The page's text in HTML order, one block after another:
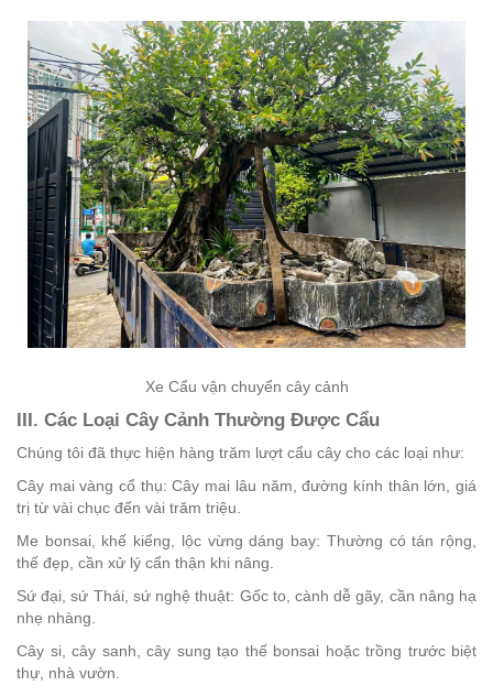
Xe Cẩu vận chuyển cây cảnh
III. Các Loại Cây Cảnh Thường Được Cẩu
Chúng tôi đã thực hiện hàng trăm lượt cẩu cây cho các loại như:
Cây mai vàng cổ thụ: Cây mai lâu năm, đường kính thân lớn, giá
trị từ vài chục đến vài trăm triệu.
Me bonsai, khế kiểng, lộc vừng dáng bay: Thường có tán rộng,
thế đẹp, cần xử lý cẩn thận khi nâng.
Sứ đại, sứ Thái, sứ nghệ thuật: Gốc to, cành dễ gãy, cần nâng hạ
nhẹ nhàng.
Cây si, cây sanh, cây sung tạo thế bonsai hoặc trồng trước biệt
thự, nhà vườn.